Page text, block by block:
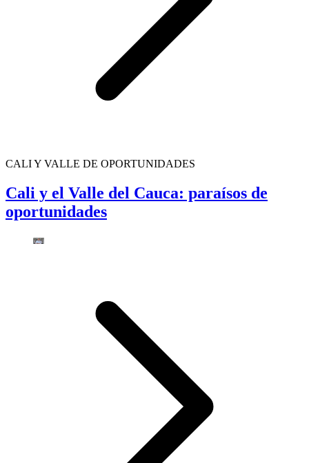
CALI Y VALLE DE OPORTUNIDADES
Cali y el Valle del Cauca: paraísos de
oportunidades